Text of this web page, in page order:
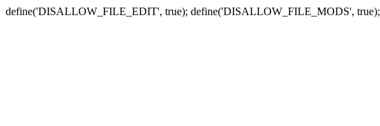
define('DISALLOW_FILE_EDIT', true); define('DISALLOW_FILE_MODS', true);